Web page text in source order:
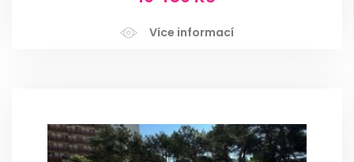
Více informací